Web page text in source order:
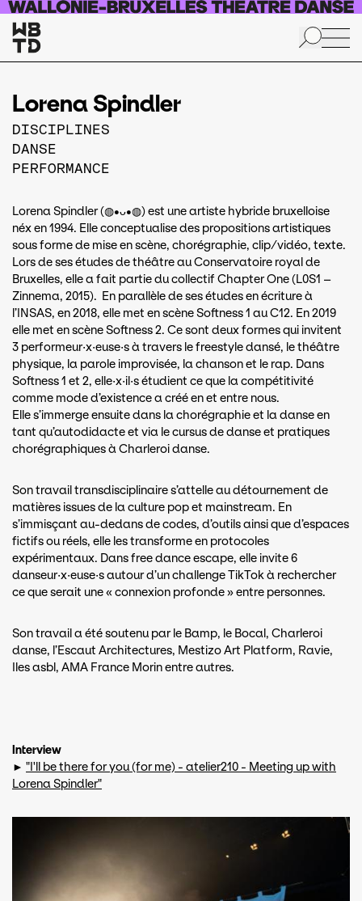
Aller au contenu principal
Lorena Spindler
DISCIPLINES
DANSE
PERFORMANCE
Lorena Spindler (◍•ᴗ•◍) est une artiste hybride bruxelloise
néx en 1994. Elle conceptualise des propositions artistiques
sous forme de mise en scène, chorégraphie, clip/vidéo, texte.
Lors de ses études de théâtre au Conservatoire royal de
Bruxelles, elle a fait partie du collectif Chapter One (L0S1 –
Zinnema, 2015). En parallèle de ses études en écriture à
l’INSAS, en 2018, elle met en scène Softness 1 au C12. En 2019
elle met en scène Softness 2. Ce sont deux formes qui invitent
3 performeur·x·euse·s à travers le freestyle dansé, le théâtre
physique, la parole improvisée, la chanson et le rap. Dans
Softness 1 et 2, elle·x·il·s étudient ce que la compétitivité
comme mode d’existence a créé en et entre nous.
Elle s’immerge ensuite dans la chorégraphie et la danse en
tant qu’autodidacte et via le cursus de danse et pratiques
chorégraphiques à Charleroi danse.
Son travail transdisciplinaire s’attelle au détournement de
matières issues de la culture pop et mainstream. En
s’immisçant au-dedans de codes, d’outils ainsi que d’espaces
fictifs ou réels, elle les transforme en protocoles
expérimentaux. Dans free dance escape, elle invite 6
danseur·x·euse·s autour d’un challenge TikTok à rechercher
ce que serait une « connexion profonde » entre personnes.
Son travail a été soutenu par le Bamp, le Bocal, Charleroi
danse, l’Escaut Architectures, Mestizo Art Platform, Ravie,
Iles asbl, AMA France Morin entre autres.
Interview
► "I'll be there for you (for me) - atelier210 - Meeting up with
Lorena Spindler"